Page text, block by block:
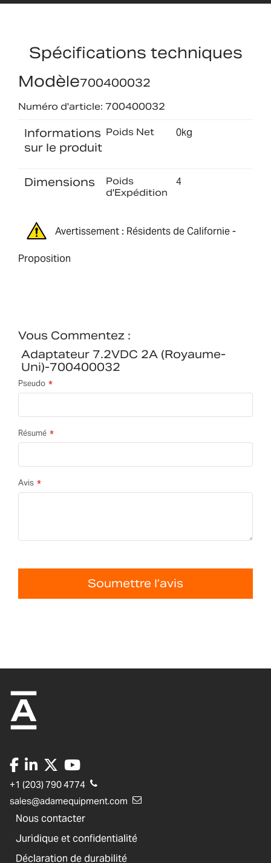
Spécifications techniques
Modèle700400032
Numéro d'article: 700400032
Informations
sur le produit
Poids Net 0kg
Dimensions
Poids
d'Expédition
4
Avertissement : Résidents de Californie -
Proposition
Vous Commentez :
Adaptateur 7.2VDC 2A (Royaume-
Uni)-700400032
Pseudo
Résumé
Avis
Soumettre l’avis
+1 (203) 790 4774
sales@adamequipment.com
Nous contacter
Juridique et confidentialité
Déclaration de durabilité